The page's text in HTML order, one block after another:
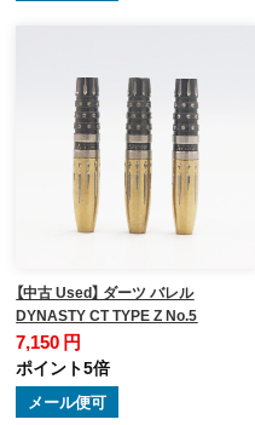
【中古 Used】 ダーツ バレル
DYNASTY CT TYPE Z No.5
7,150 円
ポイント5倍
メール便可